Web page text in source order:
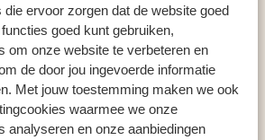
ervoor zorgen dat de website goed
goed kunt gebruiken,
om onze website te verbeteren en
de door jou ingevoerde informatie
Met jouw toestemming maken we ook
waarmee we onze
analyseren en onze aanbiedingen
Pays populaires
Espagne
Grèce
Égypte